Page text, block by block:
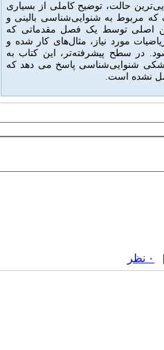
حالت، توضیح کاملی از بسیاری
مربوط به شنوایی‌شناسی بالینی و
اصلی توسط یک فصل مقدماتی که
مورد نیاز، مثال‌های کار شده و
. در سطح پیشرفته‌تر، این کتاب به
شنوایی‌شناسی پاسخ می دهد که
نشده است.
۰ نظر